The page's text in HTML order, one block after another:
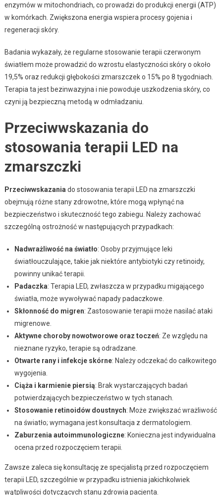
enzymów w mitochondriach, co prowadzi do produkcji energii (ATP)
w komórkach. Zwiększona energia wspiera procesy gojenia i
regeneracji skóry.
Badania wykazały, że regularne stosowanie terapii czerwonym
światłem może prowadzić do wzrostu elastyczności skóry o około
19,5% oraz redukcji głębokości zmarszczek o 15% po 8 tygodniach.
Terapia ta jest bezinwazyjna i nie powoduje uszkodzenia skóry, co
czyni ją bezpieczną metodą w odmładzaniu.
Przeciwwskazania do
stosowania terapii LED na
zmarszczki
Przeciwwskazania do stosowania terapii LED na zmarszczki
obejmują różne stany zdrowotne, które mogą wpłynąć na
bezpieczeństwo i skuteczność tego zabiegu. Należy zachować
szczególną ostrożność w następujących przypadkach:
Nadwrażliwość na światło: Osoby przyjmujące leki
światłouczulające, takie jak niektóre antybiotyki czy retinoidy,
powinny unikać terapii.
Padaczka: Terapia LED, zwłaszcza w przypadku migającego
światła, może wywoływać napady padaczkowe.
Skłonność do migren: Zastosowanie terapii może nasilać ataki
migrenowe.
Aktywne choroby nowotworowe oraz toczeń: Ze względu na
nieznane ryzyko, terapie są odradzane.
Otwarte rany i infekcje skórne: Należy odczekać do całkowitego
wygojenia.
Ciąża i karmienie piersią: Brak wystarczających badań
potwierdzających bezpieczeństwo w tych stanach.
Stosowanie retinoidów doustnych: Może zwiększać wrażliwość
na światło; wymagana jest konsultacja z dermatologiem.
Zaburzenia autoimmunologiczne: Konieczna jest indywidualna
ocena przed rozpoczęciem terapii.
Zawsze zaleca się konsultację ze specjalistą przed rozpoczęciem
terapii LED, szczególnie w przypadku istnienia jakichkolwiek
wątpliwości dotyczących stanu zdrowia pacjenta.